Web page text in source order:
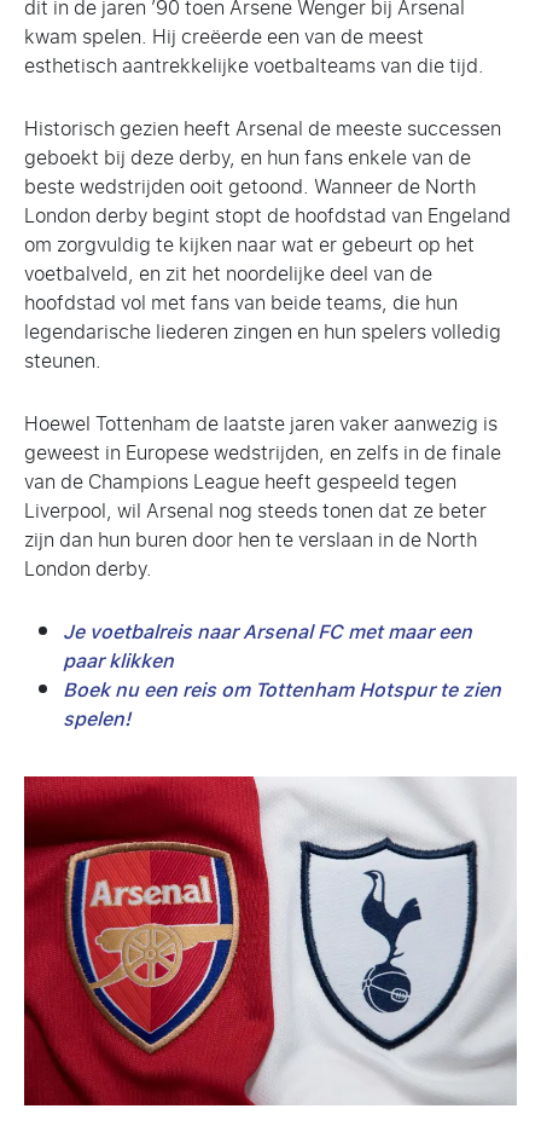
dit in de jaren ’90 toen Arsene Wenger bij Arsenal
kwam spelen. Hij creëerde een van de meest
esthetisch aantrekkelijke voetbalteams van die tijd.
Historisch gezien heeft Arsenal de meeste successen
geboekt bij deze derby, en hun fans enkele van de
beste wedstrijden ooit getoond. Wanneer de North
London derby begint stopt de hoofdstad van Engeland
om zorgvuldig te kijken naar wat er gebeurt op het
voetbalveld, en zit het noordelijke deel van de
hoofdstad vol met fans van beide teams, die hun
legendarische liederen zingen en hun spelers volledig
steunen.
Hoewel Tottenham de laatste jaren vaker aanwezig is
geweest in Europese wedstrijden, en zelfs in de finale
van de Champions League heeft gespeeld tegen
Liverpool, wil Arsenal nog steeds tonen dat ze beter
zijn dan hun buren door hen te verslaan in de North
London derby.
Je voetbalreis naar Arsenal FC met maar een
paar klikken
Boek nu een reis om Tottenham Hotspur te zien
spelen!